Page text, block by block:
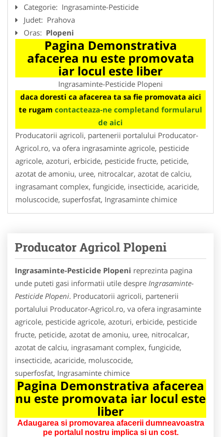
Categorie: Ingrasaminte-Pesticide
Judet: Prahova
Oras: Plopeni
Pagina Demonstrativa
afacerea nu este promovata
iar locul este liber
Ingrasaminte-Pesticide Plopeni
daca doresti ca afacerea ta sa fie promovata aici
te rugam contacteaza-ne completand formularul
de aici
Producatorii agricoli, partenerii portalului Producator-
Agricol.ro, va ofera ingrasaminte agricole, pesticide
agricole, azoturi, erbicide, pesticide fructe, peticide,
azotat de amoniu, uree, nitrocalcar, azotat de calciu,
ingrasamant complex, fungicide, insecticide, acaricide,
moluscocide, superfosfat, Ingrasaminte chimice
Producator Agricol Plopeni
Ingrasaminte-Pesticide Plopeni reprezinta pagina
unde puteti gasi informatii utile despre Ingrasaminte-
Pesticide Plopeni. Producatorii agricoli, partenerii
portalului Producator-Agricol.ro, va ofera ingrasaminte
agricole, pesticide agricole, azoturi, erbicide, pesticide
fructe, peticide, azotat de amoniu, uree, nitrocalcar,
azotat de calciu, ingrasamant complex, fungicide,
insecticide, acaricide, moluscocide,
superfosfat, Ingrasaminte chimice
Pagina Demonstrativa afacerea
nu este promovata iar locul este
liber
Adaugarea si promovarea afacerii dumneavoastra
pe portalul nostru implica si un cost.